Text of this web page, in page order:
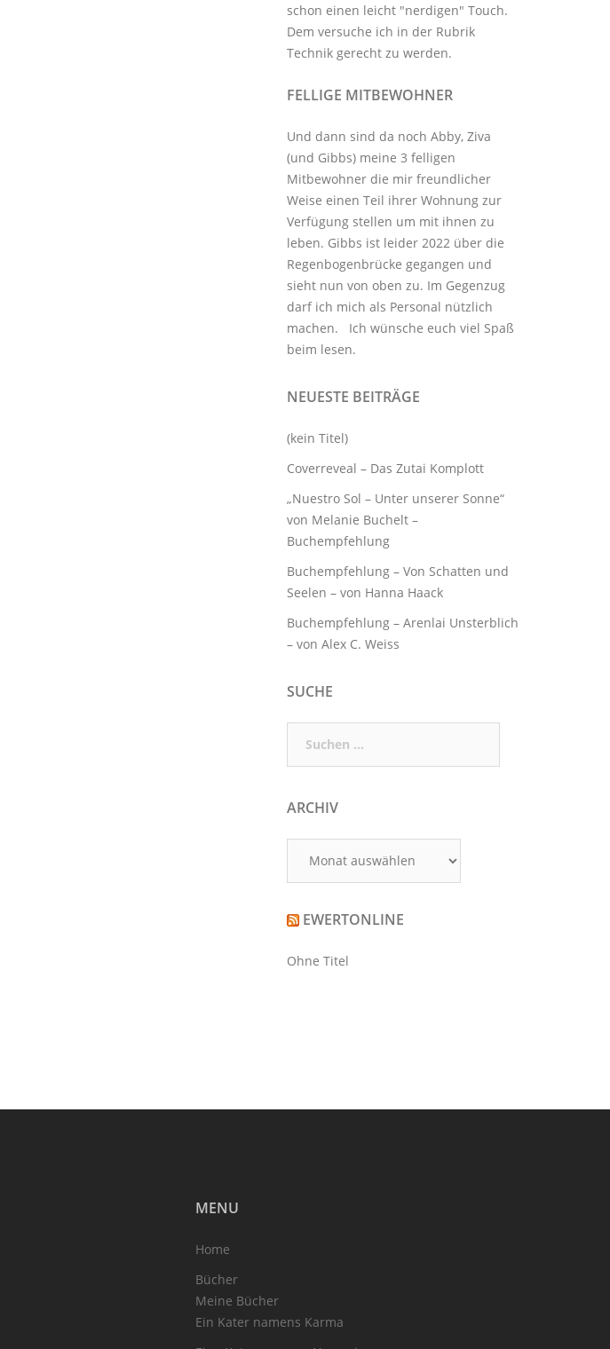
schon einen leicht "nerdigen" Touch.
Dem versuche ich in der Rubrik
Technikgerecht zu werden.
FELLIGE MITBEWOHNER
Und dann sind da noch Abby, Ziva
(und Gibbs) meine 3 felligen
Mitbewohnerdie mir freundlicher
Weise einen Teil ihrer Wohnung zur
Verfügung stellen um mit ihnen zu
leben. Gibbs ist leider 2022 über die
Regenbogenbrücke gegangen und
sieht nun von oben zu. Im Gegenzug
darf ich mich als Personal nützlich
machen. Ich wünsche euch viel Spaß
beim lesen.
NEUESTE BEITRÄGE
(kein Titel)
Coverreveal – Das Zutai Komplott
„Nuestro Sol – Unter unserer Sonne“
von Melanie Buchelt –
Buchempfehlung
Buchempfehlung – Von Schatten und
Seelen – von Hanna Haack
Buchempfehlung – Arenlai Unsterblich
– von Alex C. Weiss
SUCHE
nach:
ARCHIV
EWERTONLINE
Ohne Titel
MENU
Home
Bücher
Meine Bücher
Ein Kater namens Karma